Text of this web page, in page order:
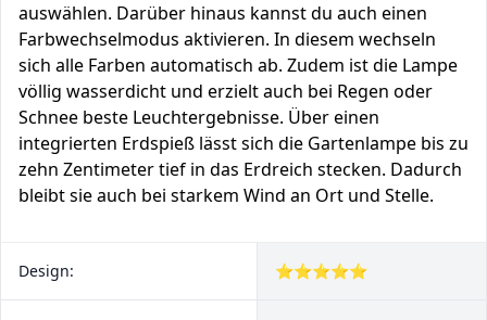
auswählen. Darüber hinaus kannst du auch einen
Farbwechselmodus aktivieren. In diesem wechseln
sich alle Farben automatisch ab. Zudem ist die Lampe
völlig wasserdicht und erzielt auch bei Regen oder
Schnee beste Leuchtergebnisse. Über einen
integrierten Erdspieß lässt sich die Gartenlampe bis zu
zehn Zentimeter tief in das Erdreich stecken. Dadurch
bleibt sie auch bei starkem Wind an Ort und Stelle.
Design: ⭐⭐⭐⭐⭐